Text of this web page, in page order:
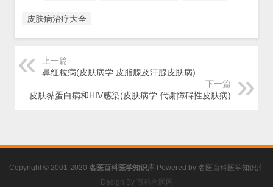
皮肤病治疗大全
上一篇
鼻红粒病(皮肤病学 皮脂腺及汗腺皮肤病)
下一篇
皮肤黏蛋白病和HIV感染(皮肤病学 代谢障碍性皮肤病)
Copyright © 2001-2020 名医百科医学知识库 Powered by 名医百科医学知识库
Design By 百科名医网